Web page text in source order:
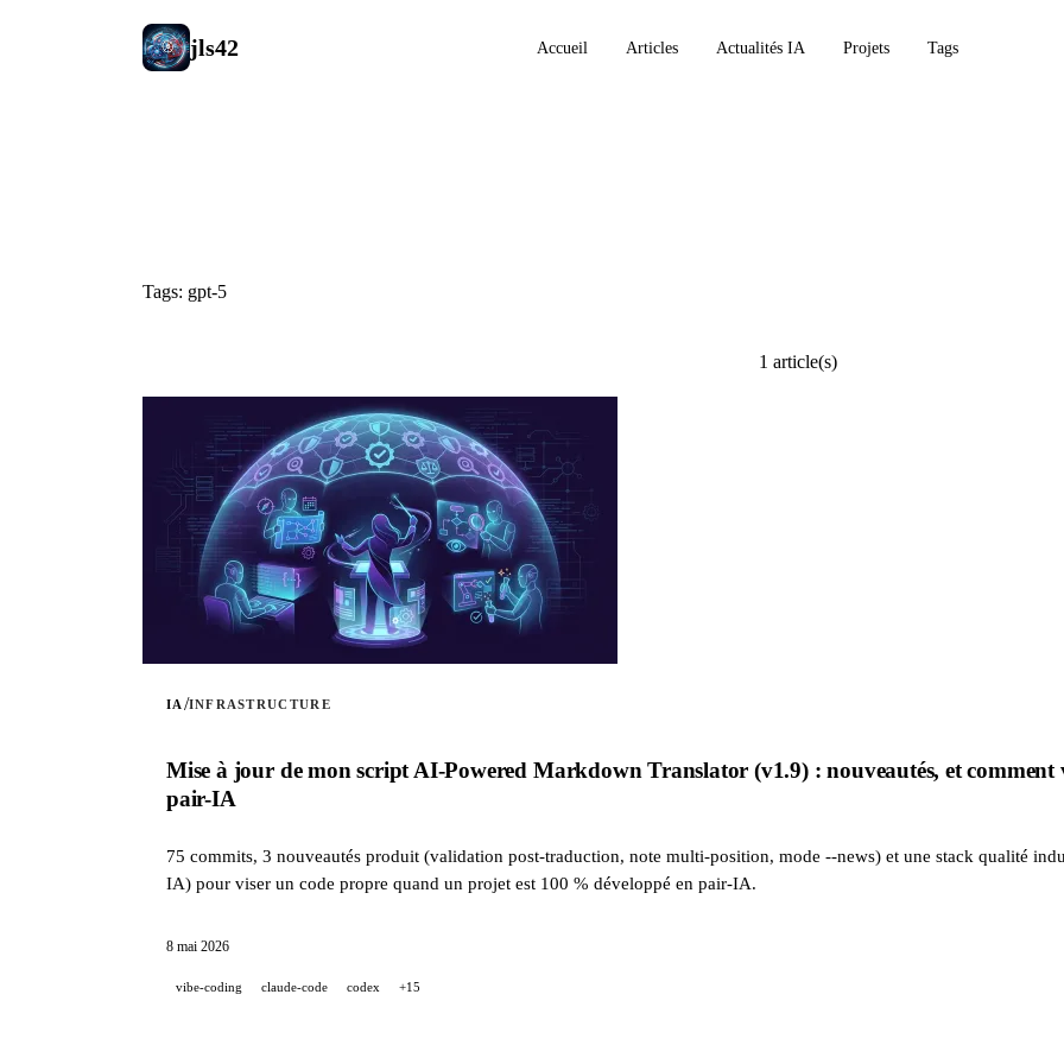
jls42 Accueil Articles Actualités IA Projets Tags
Tags: gpt-5
1 article(s)
IA /INFRASTRUCTURE
Mise à jour de mon script AI-Powered Markdown Translator (v1.9) : nouveautés, et comment
pair-IA
75 commits, 3 nouveautés produit (validation post-traduction, note multi-position, mode --news) et une stack qualité
IA) pour viser un code propre quand un projet est 100 % développé en pair-IA.
8 mai 2026
vibe-coding claude-code codex +15